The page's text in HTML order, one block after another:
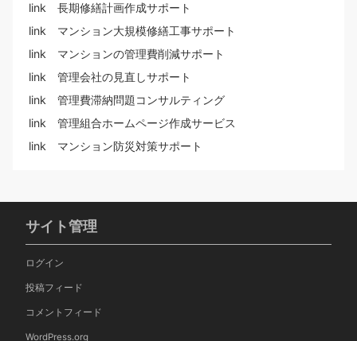
link 長期修繕計画作成サポート
link マンション大規模修繕工事サポート
link マンションの管理費削減サポート
link 管理会社の見直しサポート
link 管理費滞納問題コンサルティング
link 管理組合ホームページ作成サービス
link マンション防災対策サポート
サイト管理
ログイン
投稿フィード
コメントフィード
WordPress.org